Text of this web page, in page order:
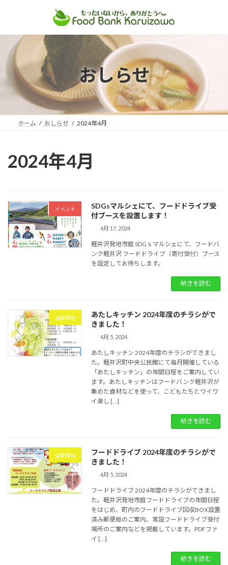
ツ
シ
おしらせ
ホーム おしらせ 2024年4月
2024年4月
イベント
SDGsマルシェにて、フードドライブ受
付ブースを設置します！
4月 17, 2024
軽井沢発地市庭 SDGｓマルシェにて、フードバ
ンク軽井沢 フードドライブ（寄付受付）ブース
を設定してお待ちします。
続きを読む
活動情報
あたしキッチン 2024年度のチラシがで
きました！
4月 5, 2024
あたしキッチン 2024年度のチラシができまし
た。軽井沢町中央公民館にて毎月開催している
「あたしキッチン」の年間日程をご案内してい
ます。あたしキッチンはフードバンク軽井沢が
集めた食材などを使って、こどもたちとワイワ
イ楽し […]
続きを読む
活動情報
フードドライブ 2024年度のチラシがで
きました！
4月 5, 2024
フードドライブ 2024年度のチラシができまし
た。軽井沢発地市庭フードドライブの年間日程
をはじめ、町内のフードドライブ回収BOX設置
済み郵便局のご案内、常設フードドライブ受付
場所のご案内などを掲載しています。PDFファ
イ […]
続きを読む